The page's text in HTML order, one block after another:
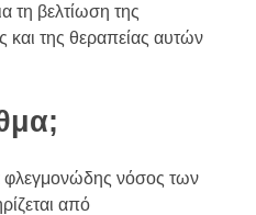
τη βελτίωση της
της θεραπείας αυτών
φλεγμονώδης νόσος των
από